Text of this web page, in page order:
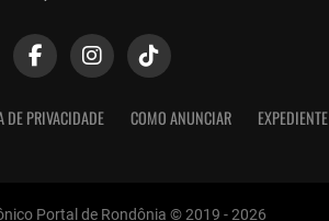
DE PRIVACIDADE COMO ANUNCIAR EXPEDIENTE
Portal de Rondônia © 2019 - 2026